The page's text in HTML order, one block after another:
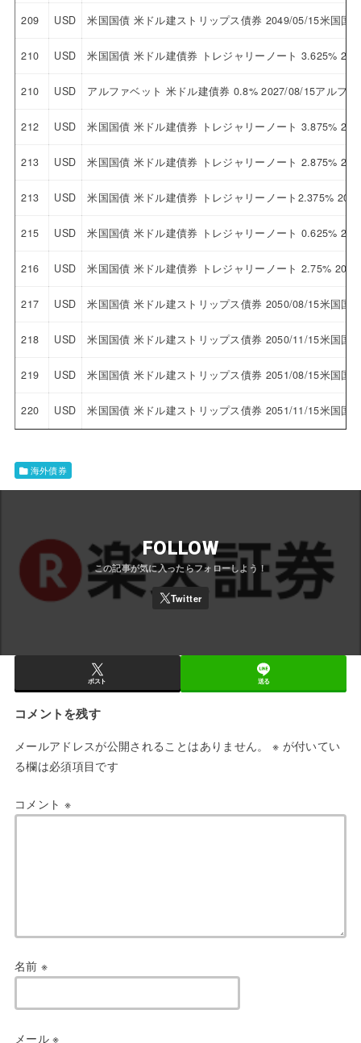
209 USD 米国国債 米ドル建ストリップス債券 2049/05/15米国国
210 USD 米国国債 米ドル建債券 トレジャリーノート 3.625%
210 USD アルファベット 米ドル建債券 0.8% 2027/08/15アルファ
212 USD 米国国債 米ドル建債券 トレジャリーノート 3.875%
213 USD 米国国債 米ドル建債券 トレジャリーノート 2.875%
213 USD 米国国債 米ドル建債券 トレジャリーノート2.375%
215 USD 米国国債 米ドル建債券 トレジャリーノート 0.625%
216 USD 米国国債 米ドル建債券 トレジャリーノート 2.75%
217 USD 米国国債 米ドル建ストリップス債券 2050/08/15米国国
218 USD 米国国債 米ドル建ストリップス債券 2050/11/15米国国
219 USD 米国国債 米ドル建ストリップス債券 2051/08/15米国国
220 USD 米国国債 米ドル建ストリップス債券 2051/11/15米国国
海外債券
FOLLOW
ポスト 送る
コメントを残す
メールアドレスが公開されることはありません。 ※ が付いてい
る欄は必須項目です
コメント ※
名前 ※
メール※